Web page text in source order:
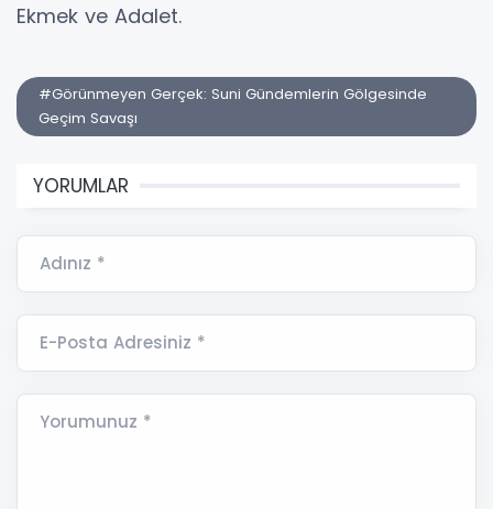
Ekmek ve Adalet.
#Görünmeyen Gerçek: Suni Gündemlerin Gölgesinde
Geçim Savaşı
YORUMLAR
Adınız *
E-Posta Adresiniz *
Yorumunuz *